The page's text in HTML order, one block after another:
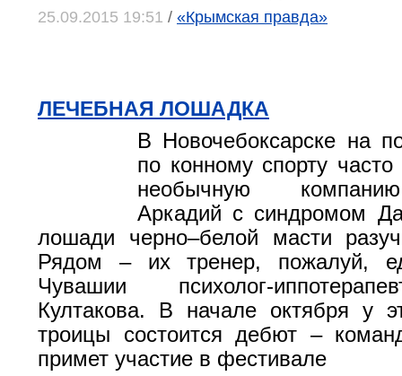
25.09.2015 19:51 / «Крымская правда»
ЛЕЧЕБНАЯ ЛОШАДКА
В Новочебоксарске на
по конному спорту
необычную
Аркадий с синдромом
лошади черно–белой масти
Рядом – их тренер, пожалуй,
Чувашии психолог-
Култакова. В начале октября у
троицы состоится дебют –
примет участие в фестивале